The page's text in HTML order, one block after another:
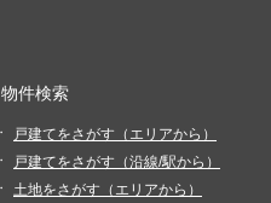
物件検索
戸建てをさがす（エリアから）
戸建てをさがす（沿線/駅から）
土地をさがす（エリアから）